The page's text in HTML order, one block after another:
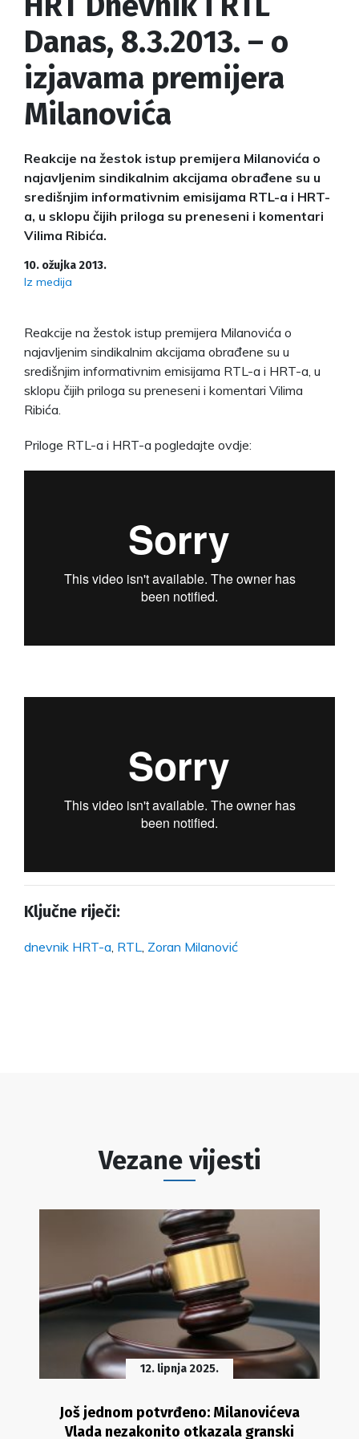
Danas, 8.3.2013. – o
izjavama premijera
Milanovića
Reakcije na žestok istup premijera Milanovića o
najavljenim sindikalnim akcijama obrađene su u
središnjim informativnim emisijama RTL-a i HRT-
a, u sklopu čijih priloga su preneseni i komentari
Vilima Ribića.
10. ožujka 2013.
Iz medija
Reakcije na žestok istup premijera Milanovića o
najavljenim sindikalnim akcijama obrađene su u
središnjim informativnim emisijama RTL-a i HRT-a, u
sklopu čijih priloga su preneseni i komentari Vilima
Ribića.
Priloge RTL-a i HRT-a pogledajte ovdje:
Ključne riječi:
dnevnik HRT-a, RTL, Zoran Milanović
Vezane vijesti
12. lipnja 2025.
Još jednom potvrđeno: Milanovićeva
Vlada nezakonito otkazala granski